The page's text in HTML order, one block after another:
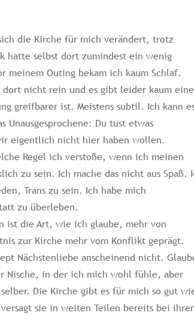
die Kirche für mich verändert, trotz
hatte selbst dort zumindest ein wenig
meinem Outing bekam ich kaum Schlaf.
dort nicht rein und es gibt leider kaum
greifbarer ist. Meistens subtil. Ich kann
Unausgesprochene: Du tust etwas
eigentlich nicht hier haben wollen.
Regel ich verstoße, wenn ich meinen
zu sein. Ich mache das nicht aus Spaß.
Trans zu sein. Ich habe mich
zu überleben.
ist die Art, wie ich glaube, mehr von
zur Kirche mehr vom Konflikt geprägt.
Nächstenliebe anscheinend nicht.
Nische, in der ich mich wohl fühle, aber
Die Kirche gibt es für mich so gut
sie in weiten Teilen bereits bei